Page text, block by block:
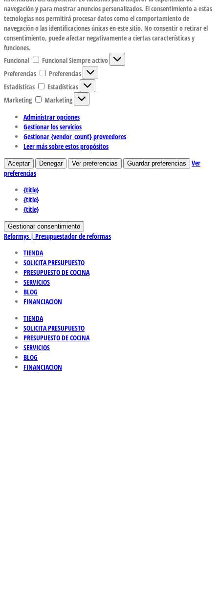
navegación y para mostrar anuncios personalizados. El consentimiento a estas
tecnologías nos permitirá procesar datos como el comportamiento de
navegación o las identificaciones únicas en este sitio. No consentir o retirar el
consentimiento, puede afectar negativamente a ciertas características y
funciones.
Funcional
FuncionalSiempre activo
Preferencias
Preferencias
Estadísticas
Estadísticas
Marketing
Marketing
Administrar opciones
Gestionar los servicios
Gestionar {vendor_count} proveedores
Leer más sobre estos propósitos
Aceptar Denegar Ver preferencias Guardar preferencias
Ver
preferencias
{title}
{title}
{title}
Gestionar consentimiento
Reformys | Presupuestador de reformas
TIENDA
SOLICITA PRESUPUESTO
PRESUPUESTO DE COCINA
SERVICIOS
BLOG
FINANCIACION
TIENDA
SOLICITA PRESUPUESTO
PRESUPUESTO DE COCINA
SERVICIOS
BLOG
FINANCIACION